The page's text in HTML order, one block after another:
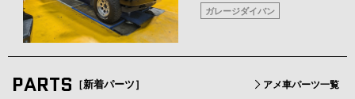
ガレージダイバン
PARTS ［新着パーツ］ アメ車パーツ一覧